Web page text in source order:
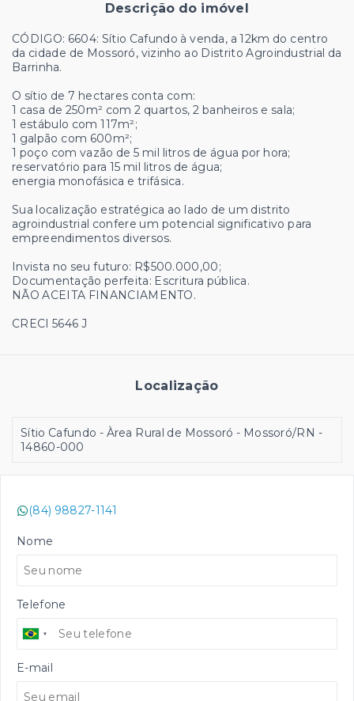
Descrição do imóvel
CÓDIGO: 6604: Sítio Cafundo à venda, a 12km do centro
da cidade de Mossoró, vizinho ao Distrito Agroindustrial da
Barrinha.
O sítio de 7 hectares conta com:
1 casa de 250m² com 2 quartos, 2 banheiros e sala;
1 estábulo com 117m²;
1 galpão com 600m²;
1 poço com vazão de 5 mil litros de água por hora;
reservatório para 15 mil litros de água;
energia monofásica e trifásica.
Sua localização estratégica ao lado de um distrito
agroindustrial confere um potencial significativo para
empreendimentos diversos.
Invista no seu futuro: R$500.000,00;
Documentação perfeita: Escritura pública.
NÃO ACEITA FINANCIAMENTO.
CRECI 5646 J
Localização
Sítio Cafundo - Àrea Rural de Mossoró - Mossoró/RN -
14860-000
(84) 98827-1141
Nome
Telefone
E-mail